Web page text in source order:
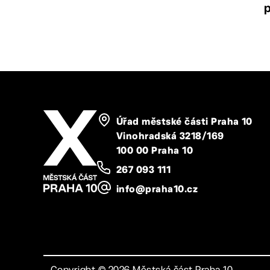
Úřad městské části Praha 10
Vinohradská 3218/169
100 00 Praha 10
267 093 111
info@praha10.cz